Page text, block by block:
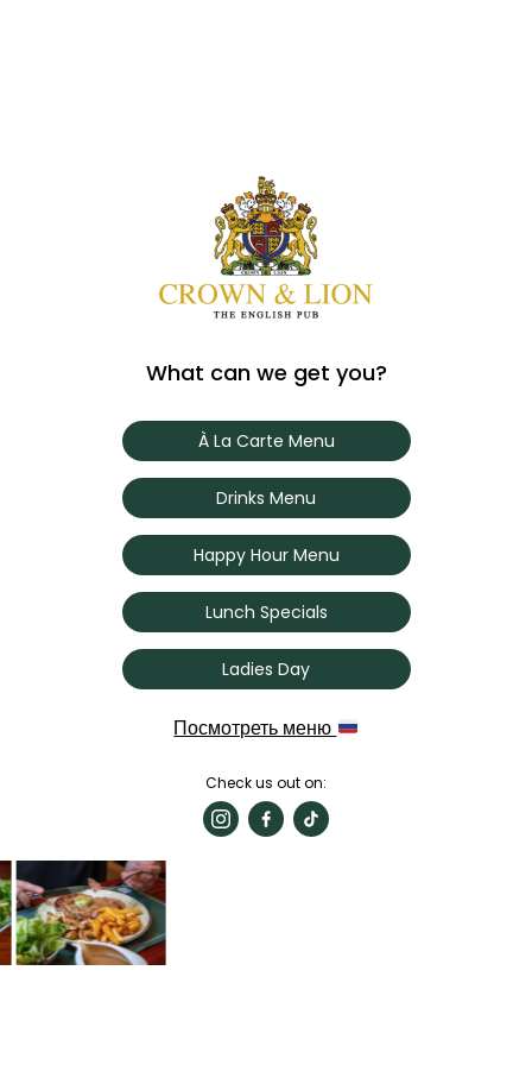
What can we get you?
À La Carte Menu
Drinks Menu
Happy Hour Menu
Lunch Specials
Ladies Day
Посмотреть меню
Check us out on: